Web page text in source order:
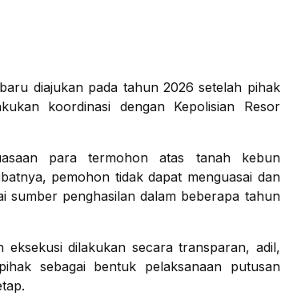
diajukan pada tahun 2026 setelah pihak
koordinasi dengan Kepolisian Resor
para termohon atas tanah kebun
pemohon tidak dapat menguasai dan
sumber penghasilan dalam beberapa tahun
dilakukan secara transparan, adil,
sebagai bentuk pelaksanaan putusan